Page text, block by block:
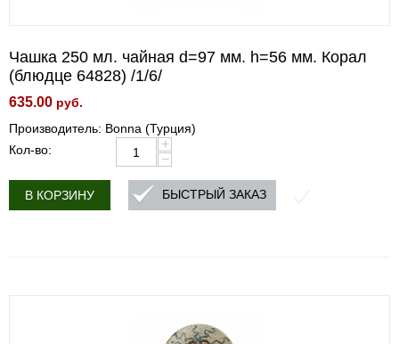
Чашка 250 мл. чайная d=97 мм. h=56 мм. Корал
(блюдце 64828) /1/6/
635.00 руб.
Производитель: Bonna (Турция)
Кол-во:
+
−
В КОРЗИНУ БЫСТРЫЙ ЗАКАЗ